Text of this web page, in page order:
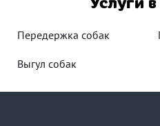
Передержка собак
Выгул собак